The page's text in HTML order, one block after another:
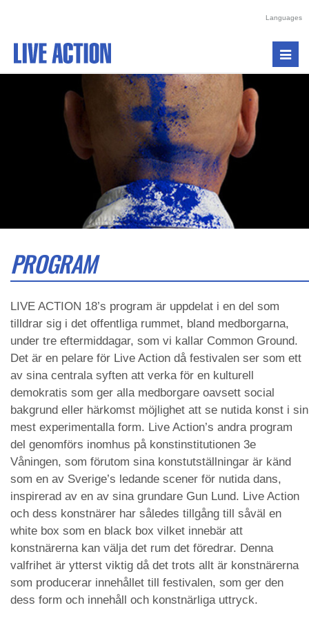
Languages
PROGRAM
LIVE ACTION 18’s program är uppdelat i en del som
tilldrar sig i det offentliga rummet, bland medborgarna,
under tre eftermiddagar, som vi kallar Common Ground.
Det är en pelare för Live Action då festivalen ser som ett
av sina centrala syften att verka för en kulturell
demokratis som ger alla medborgare oavsett social
bakgrund eller härkomst möjlighet att se nutida konst i sin
mest experimentalla form. Live Action’s andra program
del genomförs inomhus på konstinstitutionen 3e
Våningen, som förutom sina konstutställningar är känd
som en av Sverige’s ledande scener för nutida dans,
inspirerad av en av sina grundare Gun Lund. Live Action
och dess konstnärer har således tillgång till såväl en
white box som en black box vilket innebär att
konstnärerna kan välja det rum det föredrar. Denna
valfrihet är ytterst viktig då det trots allt är konstnärerna
som producerar innehållet till festivalen, som ger den
dess form och innehåll och konstnärliga uttryck.